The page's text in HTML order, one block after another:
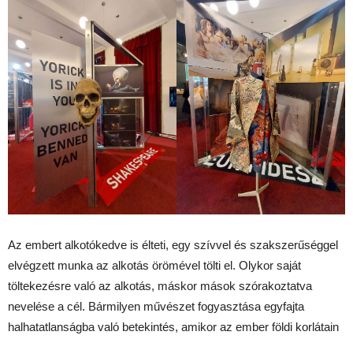
Az embert alkotókedve is élteti, egy szívvel és szakszerűséggel
elvégzett munka az alkotás örömével tölti el. Olykor saját
töltekezésre való az alkotás, máskor mások szórakoztatva
nevelése a cél. Bármilyen művészet fogyasztása egyfajta
halhatatlanságba való betekintés, amikor az ember földi korlátain